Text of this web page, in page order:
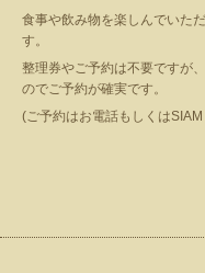
食事や飲み物を楽しんでいた
す。
整理券やご予約は不要ですが
のでご予約が確実です。
(ご予約はお電話もしくは